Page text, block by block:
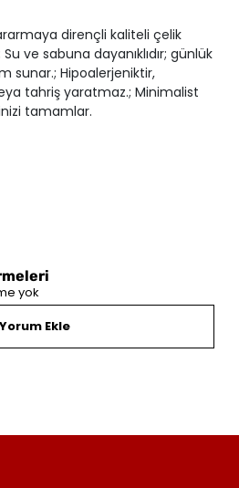
dirençli kaliteli çelik
ve sabuna dayanıklıdır; günlük
sunar.; Hipoalerjeniktir,
tahriş yaratmaz.; Minimalist
tamamlar.
yok
Yorum Ekle